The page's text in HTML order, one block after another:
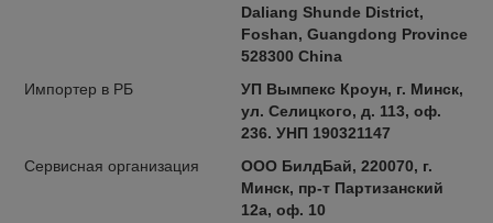
Daliang Shunde District,
Foshan, Guangdong Province
528300 China
Импортер в РБ
УП Вымпекс Кроун, г. Минск,
ул. Селицкого, д. 113, оф.
236. УНП 190321147
Сервисная организация
ООО БилдБай, 220070, г.
Минск, пр-т Партизанский
12а, оф. 10